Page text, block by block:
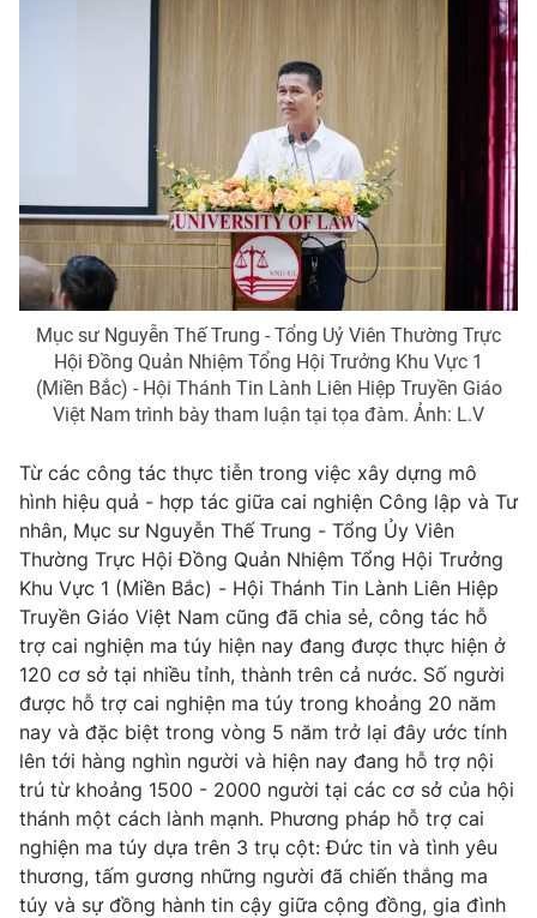
Mục sư Nguyễn Thế Trung - Tổng Uỷ Viên Thường Trực
Hội Đồng Quản Nhiệm Tổng Hội Trưởng Khu Vực 1
(Miền Bắc) - Hội Thánh Tin Lành Liên Hiệp Truyền Giáo
Việt Nam trình bày tham luận tại tọa đàm. Ảnh: L.V
Từ các công tác thực tiễn trong việc xây dựng mô
hình hiệu quả - hợp tác giữa cai nghiện Công lập và Tư
nhân, Mục sư Nguyễn Thế Trung - Tổng Ủy Viên
Thường Trực Hội Đồng Quản Nhiệm Tổng Hội Trưởng
Khu Vực 1 (Miền Bắc) - Hội Thánh Tin Lành Liên Hiệp
Truyền Giáo Việt Nam cũng đã chia sẻ, công tác hỗ
trợ cai nghiện ma túy hiện nay đang được thực hiện ở
120 cơ sở tại nhiều tỉnh, thành trên cả nước. Số người
được hỗ trợ cai nghiện ma túy trong khoảng 20 năm
nay và đặc biệt trong vòng 5 năm trở lại đây ước tính
lên tới hàng nghìn người và hiện nay đang hỗ trợ nội
trú từ khoảng 1500 - 2000 người tại các cơ sở của hội
thánh một cách lành mạnh. Phương pháp hỗ trợ cai
nghiện ma túy dựa trên 3 trụ cột: Đức tin và tình yêu
thương, tấm gương những người đã chiến thắng ma
túy và sự đồng hành tin cậy giữa cộng đồng, gia đình